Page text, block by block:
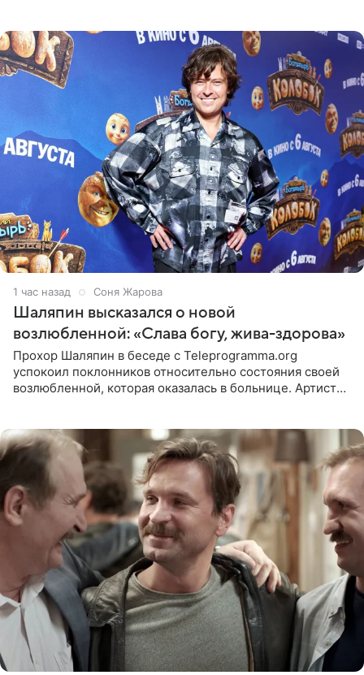
1 час назад Соня Жарова
Шаляпин высказался о новой
возлюбленной: «Слава богу, жива-здорова»
Прохор Шаляпин в беседе с Teleprogramma.org
успокоил поклонников относительно состояния своей
возлюбленной, которая оказалась в больнице. Артист